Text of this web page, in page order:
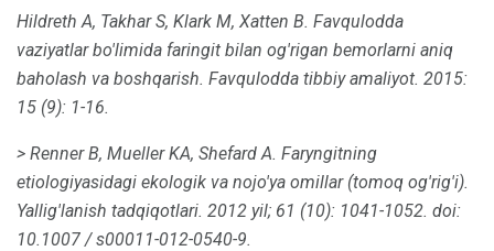
Hildreth A, Takhar S, Klark M, Xatten B. Favqulodda
vaziyatlar bo'limida faringit bilan og'rigan bemorlarni aniq
baholash va boshqarish. Favqulodda tibbiy amaliyot. 2015:
15 (9): 1-16.
> Renner B, Mueller KA, Shefard A. Faryngitning
etiologiyasidagi ekologik va nojo'ya omillar (tomoq og'rig'i).
Yallig'lanish tadqiqotlari. 2012 yil; 61 (10): 1041-1052. doi:
10.1007 / s00011-012-0540-9.